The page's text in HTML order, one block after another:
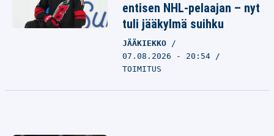
entisen NHL-pelaajan – nyt
tuli jääkylmä suihku
JÄÄKIEKKO
07.08.2026 - 20:54
TOIMITUS